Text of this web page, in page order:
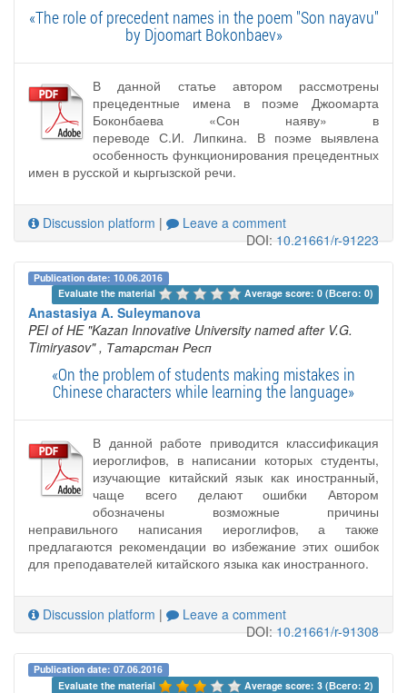
«The role of precedent names in the poem "Son nayavu"
by Djoomart Bokonbaev»
В данной статье автором рассмотрены
прецедентные имена в поэме Джоомарта
Боконбаева «Сон наяву» в
переводе С.И. Липкина. В поэме выявлена
особенность функционирования прецедентных
имен в русской и кыргызской речи.
Discussion platform |
Leave a comment
DOI:10.21661/r-91223
Publication date: 10.06.2016
Evaluate the material
Average score: 0 (Всего: 0)
Anastasiya A. Suleymanova
PEI of HE "Kazan Innovative University named after V.G.
Timiryasov" , Татарстан Респ
«On the problem of students making mistakes in
Chinese characters while learning the language»
В данной работе приводится классификация
иероглифов, в написании которых студенты,
изучающие китайский язык как иностранный,
чаще всего делают ошибки Автором
обозначены возможные причины
неправильного написания иероглифов, а также
предлагаются рекомендации во избежание этих ошибок
для преподавателей китайского языка как иностранного.
Discussion platform |
Leave a comment
DOI:10.21661/r-91308
Publication date: 07.06.2016
Evaluate the material
Average score: 3 (Всего: 2)